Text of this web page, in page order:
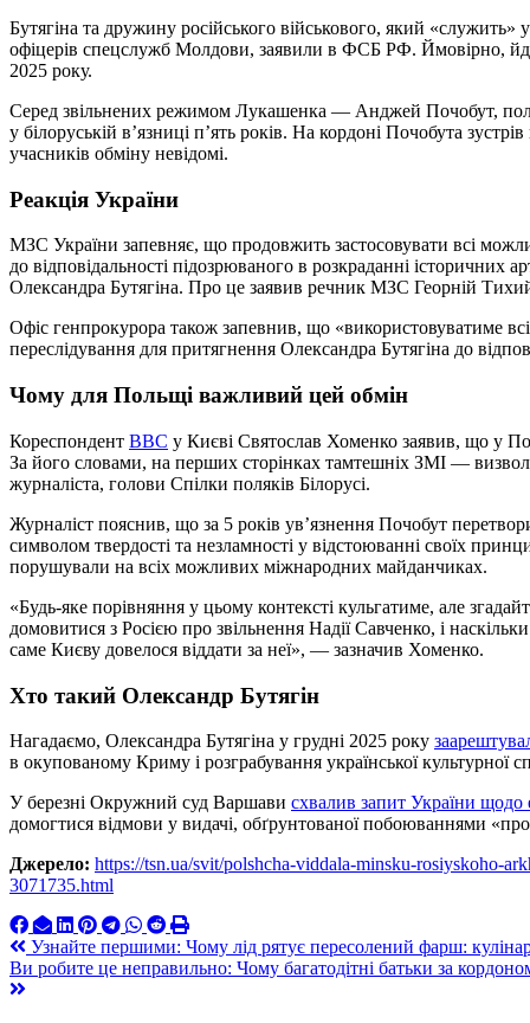
Бутягіна та дружину російського військового, який
офіцерів спецслужб Молдови, заявили в ФСБ РФ. Ймовірно,
2025 року.
Серед звільнених режимом Лукашенка — Анджей Почобут,
у білоруській в’язниці п’ять років. На кордоні Почобута
учасників обміну невідомі.
Реакція України
МЗС України запевняє, що продовжить застосовувати всі
до відповідальності підозрюваного в розкраданні історичних
Олександра Бутягіна. Про це заявив речник МЗС Георній
Офіс генпрокурора також запевнив, що «використовуватиме
переслідування для притягнення Олександра Бутягіна до
Чому для Польщі важливий цей обмін
Кореспондент ВВС у Києві Святослав Хоменко заявив, що у
За його словами, на перших сторінках тамтешніх ЗМІ —
журналіста, голови Спілки поляків Білорусі.
Журналіст пояснив, що за 5 років ув’язнення Почобут
символом твердості та незламності у відстоюванні своїх
порушували на всіх можливих міжнародних майданчиках.
«Будь-яке порівняння у цьому контексті кульгатиме, але
домовитися з Росією про звільнення Надії Савченко, і
саме Києву довелося віддати за неї», — зазначив Хоменко.
Хто такий Олександр Бутягін
Нагадаємо, Олександра Бутягіна у грудні 2025 року
в окупованому Криму і розграбування української культурної
У березні Окружний суд Варшави схвалив запит України щодо
домогтися відмови у видачі, обґрунтованої побоюваннями
Джерело: https://tsn.ua/svit/polshcha-viddala-minsku-rosiyskoho-
3071735.html
Навигация
по
Узнайте першими: Чому лід рятує пересолений фарш:
Ви робите це неправильно: Чому багатодітні батьки за